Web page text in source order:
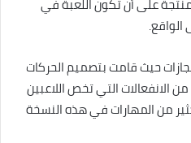
حيث قامت بتصميم الحركات
الانفعالات التي تخص اللاعبين
من المهارات في هذه النسخة